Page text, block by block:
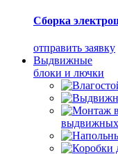
Сборка
отправить заявку
Выдвижные
блоки и лючки
выдвижных